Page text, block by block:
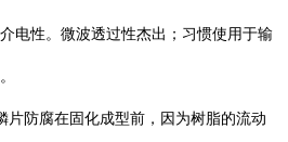
电性。微波透过性杰出；习惯使用于输
片防腐在固化成型前，因为树脂的流动